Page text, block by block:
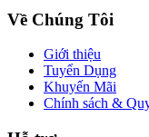
Về Chúng Tôi
Giới thiệu
Tuyển Dụng
Khuyến Mãi
Chính sách &